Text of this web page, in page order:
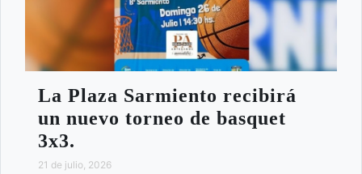
La Plaza Sarmiento recibirá
un nuevo torneo de basquet
3x3.
21 de julio, 2026